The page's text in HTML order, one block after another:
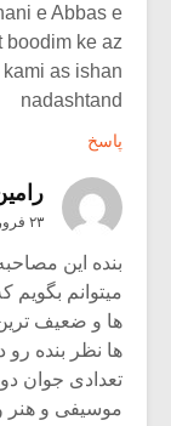
e Abbas e
boodim ke az
as ishan
nadashtand
پاسخ
۲۳ فروردین ۱۳۹۳ در ۲:۱۱ ب٫ظ
بنده این
میتوانم بگویم
ها و ضعیف ترین
ها نظر بنده
تعدادی جوان
موسیفی و هنر